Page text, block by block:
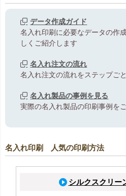
データ作成ガイド
名入れ印刷に必要なデータの作
しくご紹介します
名入れ注文の流れ
名入れ注文の流れをステップご
名入れ製品の事例を見る
実際の名入れ製品の印刷事例を
名入れ印刷 人気の印刷方法
シルクスクリー